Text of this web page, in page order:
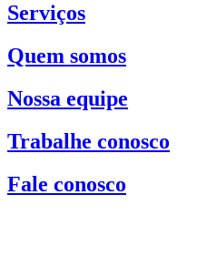
Serviços
Quem somos
Nossa equipe
Trabalhe conosco
Fale conosco